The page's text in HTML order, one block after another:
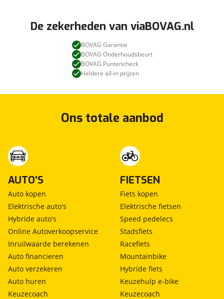
De zekerheden van viaBOVAG.nl
BOVAG Garantie
BOVAG Onderhoudsbeurt
BOVAG Puntencheck
Heldere all-in prijzen
Ons totale aanbod
AUTO'S
Auto kopen
Elektrische auto's
Hybride auto's
Online Autoverkoopservice
Inruilwaarde berekenen
Auto financieren
Auto verzekeren
Auto huren
Keuzecoach
FIETSEN
Fiets kopen
Elektrische fietsen
Speed pedelecs
Stadsfiets
Racefiets
Mountainbike
Hybride fiets
Keuzehulp e-bike
Keuzecoach